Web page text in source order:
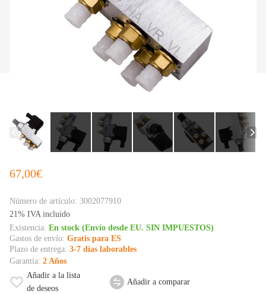
67,00€
Número de artículo: 3002077910
21% IVA incluido
Existencia: En stock (Envío desde EU. SIN IMPUESTOS)
Gastos de envío: Gratis para ES
Plazo de entrega: 3-7 días laborables
Garantía: 2 Años
Añadir a la lista
de deseos
Añadir a comparar